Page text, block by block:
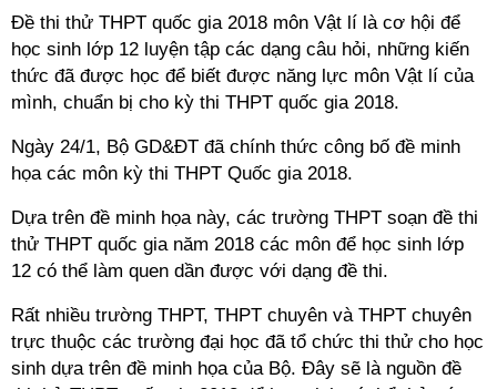
Đề thi thử THPT quốc gia 2018 môn Vật lí là cơ hội để
học sinh lớp 12 luyện tập các dạng câu hỏi, những kiến
thức đã được học để biết được năng lực môn Vật lí của
mình, chuẩn bị cho kỳ thi THPT quốc gia 2018.
Ngày 24/1, Bộ GD&ĐT đã chính thức công bố đề minh
họa các môn kỳ thi THPT Quốc gia 2018.
Dựa trên đề minh họa này, các trường THPT soạn đề thi
thử THPT quốc gia năm 2018 các môn để học sinh lớp
12 có thể làm quen dần được với dạng đề thi.
Rất nhiều trường THPT, THPT chuyên và THPT chuyên
trực thuộc các trường đại học đã tổ chức thi thử cho học
sinh dựa trên đề minh họa của Bộ. Đây sẽ là nguồn đề